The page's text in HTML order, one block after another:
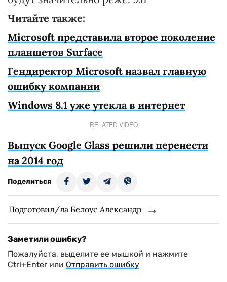
Читайте также:
Microsoft представила второе поколение
планшетов Surface
Гендиректор Microsoft назвал главную
ошибку компании
Windows 8.1 уже утекла в интернет
RELATED VIDEO
Выпуск Google Glass решили перенести
на 2014 год
Поделиться
Подготовил/ла Белоус Александр
Заметили ошибку?
Пожалуйста, выделите ее мышкой и нажмите
Ctrl+Enter или Отправить ошибку